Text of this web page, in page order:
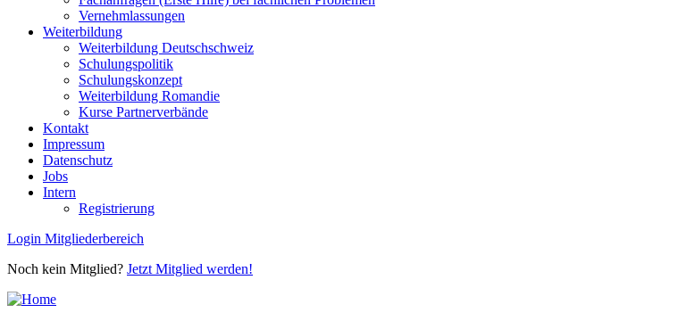
Vernehmlassungen
Weiterbildung
Weiterbildung Deutschschweiz
Schulungspolitik
Schulungskonzept
Weiterbildung Romandie
Kurse Partnerverbände
Kontakt
Impressum
Datenschutz
Jobs
Intern
Registrierung
Login Mitgliederbereich
Noch kein Mitglied? Jetzt Mitglied werden!